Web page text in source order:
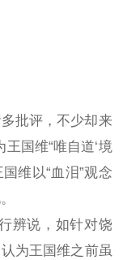
批评，不少却来
国维“唯自道‘境
维以“血泪”观念
辨说，如针对饶
为王国维之前虽